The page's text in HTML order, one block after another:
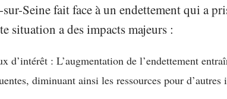
Seine fait face à un endettement qui a
situation a des impacts majeurs :
d’intérêt : L’augmentation de l’endettement
diminuant ainsi les ressources pour d’autres